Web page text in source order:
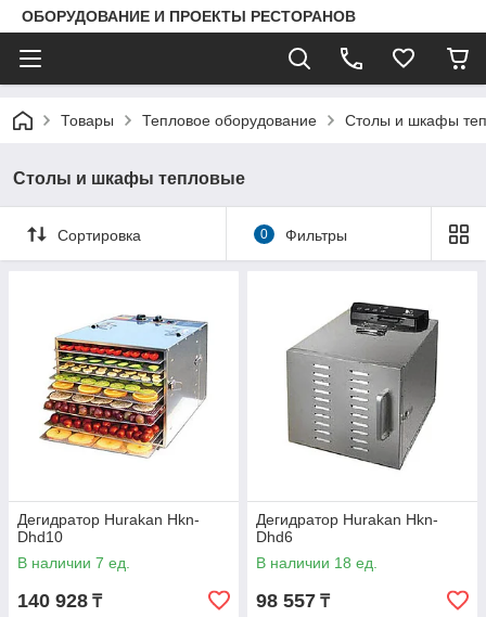
ОБОРУДОВАНИЕ И ПРОЕКТЫ РЕСТОРАНОВ
Товары Тепловое оборудование Столы и шкафы
Столы и шкафы тепловые
Сортировка 0 Фильтры
Дегидратор Hurakan Hkn-
Dhd10
В наличии 7 ед.
140 928 ₸
Дегидратор Hurakan Hkn-
Dhd6
В наличии 18 ед.
98 557 ₸